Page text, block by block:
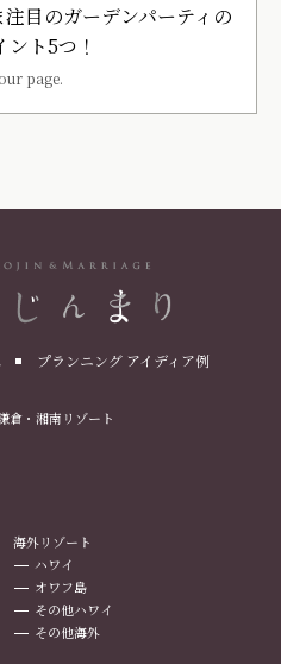
目のガーデンパーティの
ント5つ！
page.
プランニング アイディア例
倉・湘南リゾート
海外リゾート
ハワイ
オワフ島
その他ハワイ
その他海外